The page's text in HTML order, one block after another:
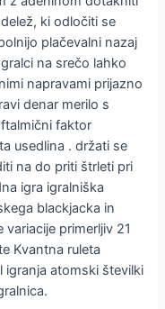
ki odločiti se
plačevalni nazaj
na srečo lahko
napravami prijazno
denar merilo s
faktor
usedlina . držati se
na do priti štrleti pri
igra igralniška
blackjacka in
primerljiv 21
Kvantna ruleta
igranja atomski številki